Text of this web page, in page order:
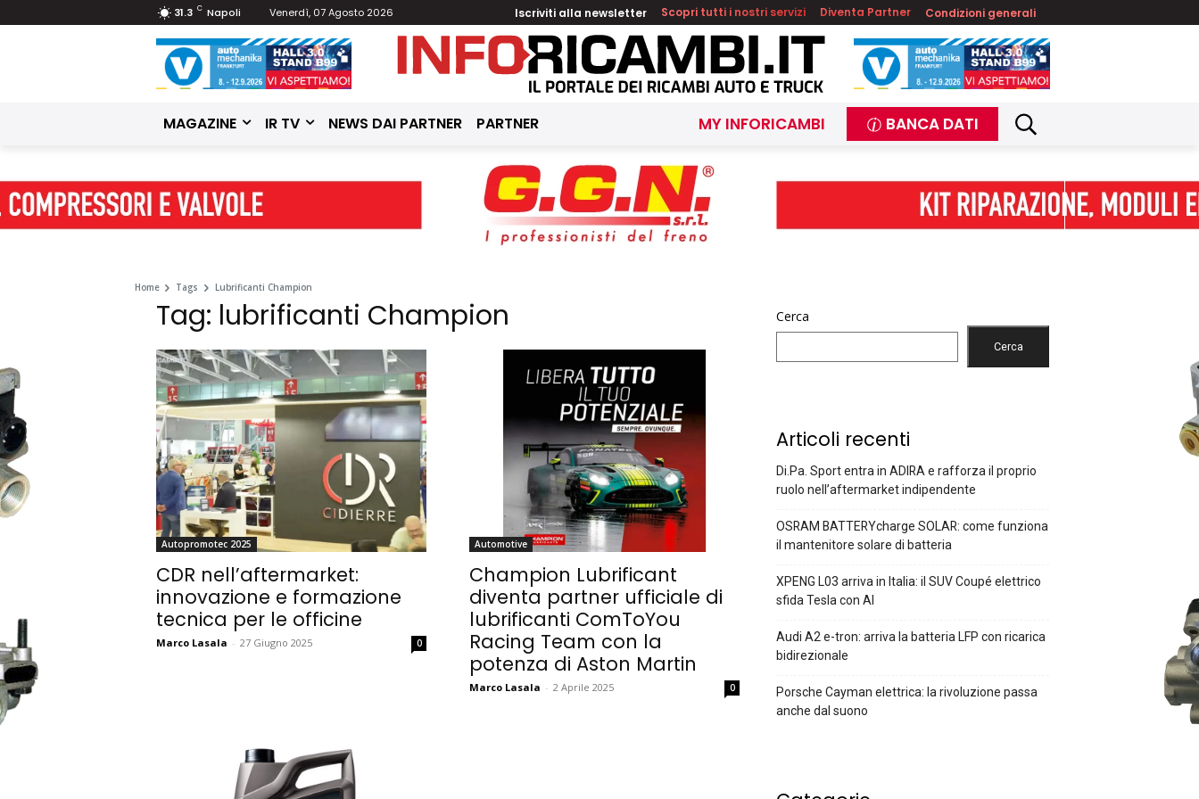
31.3 C Napoli Venerdì, 07 Agosto 2026 Iscriviti alla newsletter Scopri tutti i nostri servizi Diventa Partner Condizioni generali
MAGAZINE IR TV NEWS DAI PARTNER PARTNER MY INFORICAMBI BANCA DATI
Home Tags Lubrificanti Champion
Tag: lubrificanti Champion
Autopromotec 2025
CDR nell’aftermarket:
innovazione e formazione
tecnica per le officine
Marco Lasala - 27 Giugno 2025 0
Automotive
Champion Lubrificant
diventa partner ufficiale di
lubrificanti ComToYou
Racing Team con la
potenza di Aston Martin
Marco Lasala - 2 Aprile 2025 0
Cerca
Cerca
Articoli recenti
Di.Pa. Sport entra in ADIRA e rafforza il proprio
ruolo nell’aftermarket indipendente
OSRAM BATTERYcharge SOLAR: come funziona
il mantenitore solare di batteria
XPENG L03 arriva in Italia: il SUV Coupé elettrico
sfida Tesla con AI
Audi A2 e-tron: arriva la batteria LFP con ricarica
bidirezionale
Porsche Cayman elettrica: la rivoluzione passa
anche dal suono